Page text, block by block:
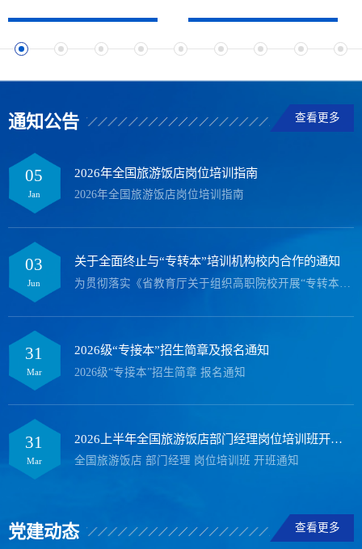
通知公告 查看更多
05
Jan
2026年全国旅游饭店岗位培训指南
2026年全国旅游饭店岗位培训指南
03
Jun
关于全面终止与“专转本”培训机构校内合作的通知
31
Mar
2026级“专接本”招生简章及报名通知
2026级“专接本”招生简章 报名通知
31
Mar
2026上半年全国旅游饭店部门经理岗位培训班开班通知
全国旅游饭店 部门经理 岗位培训班 开班通知
党建动态 查看更多